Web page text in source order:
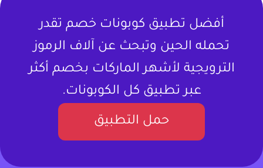
أفضل تطبيق كوبونات خصم تقدر
تحمله الحين وتبحث عن آلاف الرموز
الترويجية لأشهر الماركات بخصم أكثر
عبر تطبيق كل الكوبونات.
حمل التطبيق